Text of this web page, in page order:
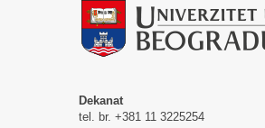
Dekanat
tel. br. +381 11 3225254